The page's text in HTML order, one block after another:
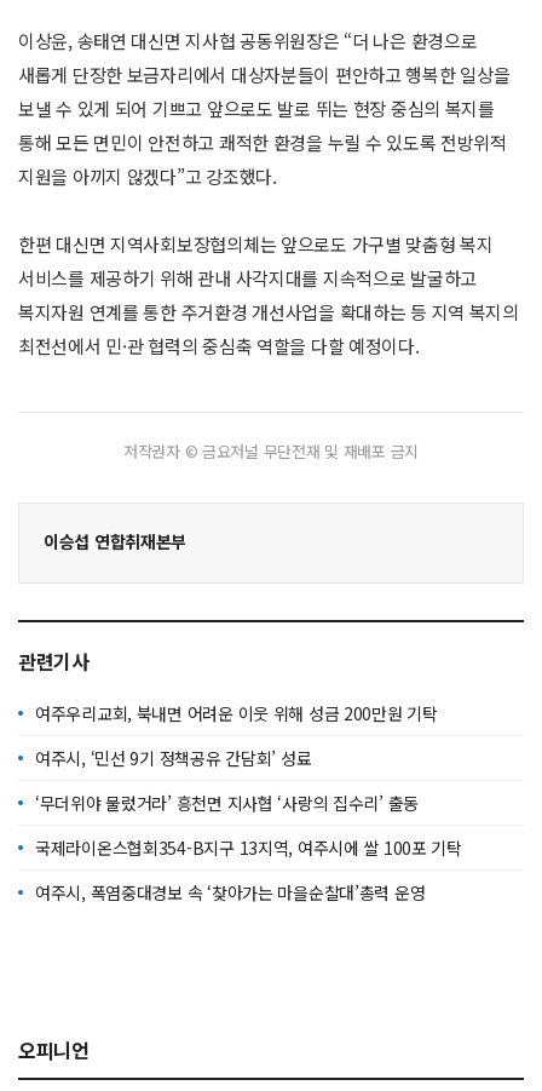
이상윤, 송태연 대신면 지사협 공동위원장은 “더 나은 환경으로
새롭게 단장한 보금자리에서 대상자분들이 편안하고 행복한 일상을
보낼 수 있게 되어 기쁘고 앞으로도 발로 뛰는 현장 중심의 복지를
통해 모든 면민이 안전하고 쾌적한 환경을 누릴 수 있도록 전방위적
지원을 아끼지 않겠다”고 강조했다.
한편 대신면 지역사회보장협의체는 앞으로도 가구별 맞춤형 복지
서비스를 제공하기 위해 관내 사각지대를 지속적으로 발굴하고
복지자원 연계를 통한 주거환경 개선사업을 확대하는 등 지역 복지의
최전선에서 민·관 협력의 중심축 역할을 다할 예정이다.
저작권자 © 금요저널 무단전재 및 재배포 금지
이승섭 연합취재본부
관련기사
여주우리교회, 북내면 어려운 이웃 위해 성금 200만원 기탁
여주시, ‘민선 9기 정책공유 간담회’ 성료
‘무더위야 물렀거라’ 흥천면 지사협 ‘사랑의 집수리’ 출동
국제라이온스협회354-B지구 13지역, 여주시에 쌀 100포 기탁
여주시, 폭염중대경보 속 ‘찾아가는 마을순찰대’총력 운영
오피니언